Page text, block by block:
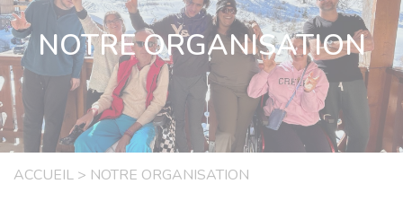
NOTRE ORGANISATION
ACCUEIL > NOTRE ORGANISATION